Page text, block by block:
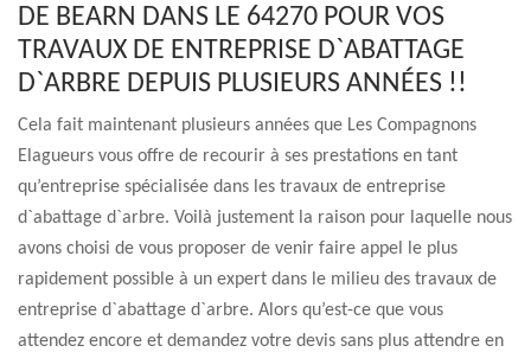
DE BEARN DANS LE 64270 POUR VOS
TRAVAUX DE ENTREPRISE D`ABATTAGE
D`ARBRE DEPUIS PLUSIEURS ANNÉES !!
Cela fait maintenant plusieurs années que Les Compagnons
Elagueurs vous offre de recourir à ses prestations en tant
qu’entreprise spécialisée dans les travaux de entreprise
d`abattage d`arbre. Voilà justement la raison pour laquelle nous
avons choisi de vous proposer de venir faire appel le plus
rapidement possible à un expert dans le milieu des travaux de
entreprise d`abattage d`arbre. Alors qu’est-ce que vous
attendez encore et demandez votre devis sans plus attendre en